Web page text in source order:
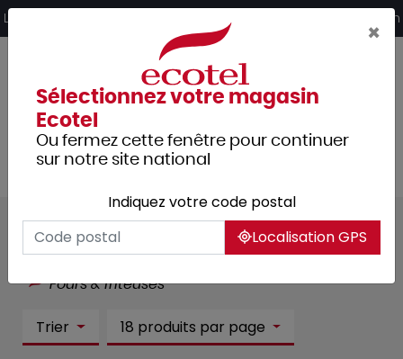
Livraison offerte dès 249€ HT d’achat et retrait 2h en magasin
Fours & friteuses :8 article(s)
Fours & friteuses
Trier 18 produits par page
×
Sélectionnez votre magasin
Ecotel
Ou fermez cette fenêtre pour continuer
sur notre site national
Indiquez votre code postal
Localisation GPS
Panneau de gestion des cookies